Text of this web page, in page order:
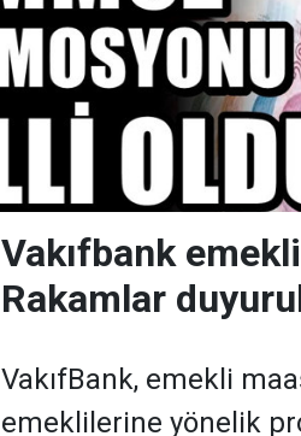
Vakıfbank
Rakamlar
VakıfBank, emekli
emeklilerine yönelik